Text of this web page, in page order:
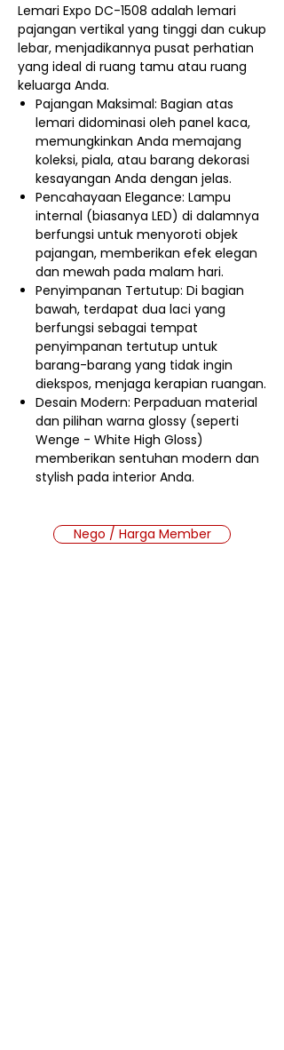
Lemari Expo DC-1508 adalah lemari
pajangan vertikal yang tinggi dan cukup
lebar, menjadikannya pusat perhatian
yang ideal di ruang tamu atau ruang
keluarga Anda.
Pajangan Maksimal: Bagian atas
lemari didominasi oleh panel kaca,
memungkinkan Anda memajang
koleksi, piala, atau barang dekorasi
kesayangan Anda dengan jelas.
Pencahayaan Elegance: Lampu
internal (biasanya LED) di dalamnya
berfungsi untuk menyoroti objek
pajangan, memberikan efek elegan
dan mewah pada malam hari.
Penyimpanan Tertutup: Di bagian
bawah, terdapat dua laci yang
berfungsi sebagai tempat
penyimpanan tertutup untuk
barang-barang yang tidak ingin
diekspos, menjaga kerapian ruangan.
Desain Modern: Perpaduan material
dan pilihan warna glossy (seperti
Wenge - White High Gloss)
memberikan sentuhan modern dan
stylish pada interior Anda.
Nego / Harga Member